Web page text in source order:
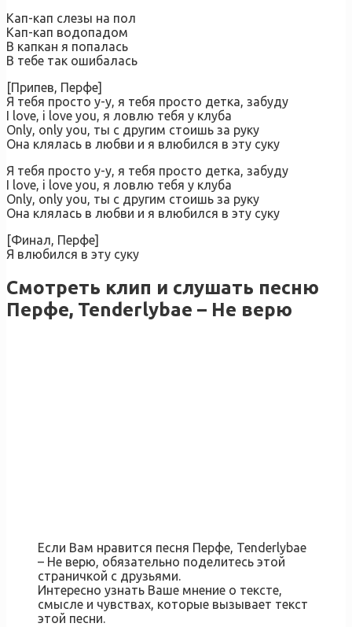
Кап-кап слезы на пол
Кап-кап водопадом
В капкан я попалась
В тебе так ошибалась
[Припев, Перфе]
Я тебя просто у-у, я тебя просто детка, забуду
I love, i love you, я ловлю тебя у клуба
Only, only you, ты с другим стоишь за руку
Она клялась в любви и я влюбился в эту суку
Я тебя просто у-у, я тебя просто детка, забуду
I love, i love you, я ловлю тебя у клуба
Only, only you, ты с другим стоишь за руку
Она клялась в любви и я влюбился в эту суку
[Финал, Перфе]
Я влюбился в эту суку
Смотреть клип и слушать песню
Перфе, Tenderlybae – Не верю
Если Вам нравится песня Перфе, Tenderlybae
– Не верю, обязательно поделитесь этой
страничкой с друзьями.
Интересно узнать Ваше мнение о тексте,
смысле и чувствах, которые вызывает текст
этой песни.